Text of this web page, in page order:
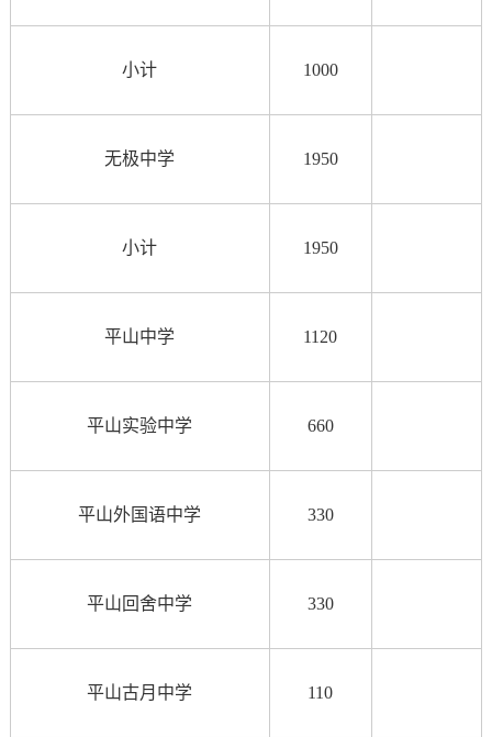
小计 1000
无极中学 1950
小计 1950
平山中学 1120
平山实验中学 660
平山外国语中学 330
平山回舍中学 330
平山古月中学 110